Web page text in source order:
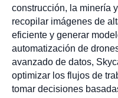
construcción, la minería
recopilar imágenes de
eficiente y generar
automatización de
avanzado de datos,
optimizar los flujos de
tomar decisiones